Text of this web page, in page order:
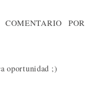
POR
oportunidad ;)